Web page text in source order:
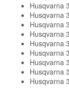
Husqvarna
Husqvarna
Husqvarna
Husqvarna
Husqvarna
Husqvarna
Husqvarna
Husqvarna
Husqvarna